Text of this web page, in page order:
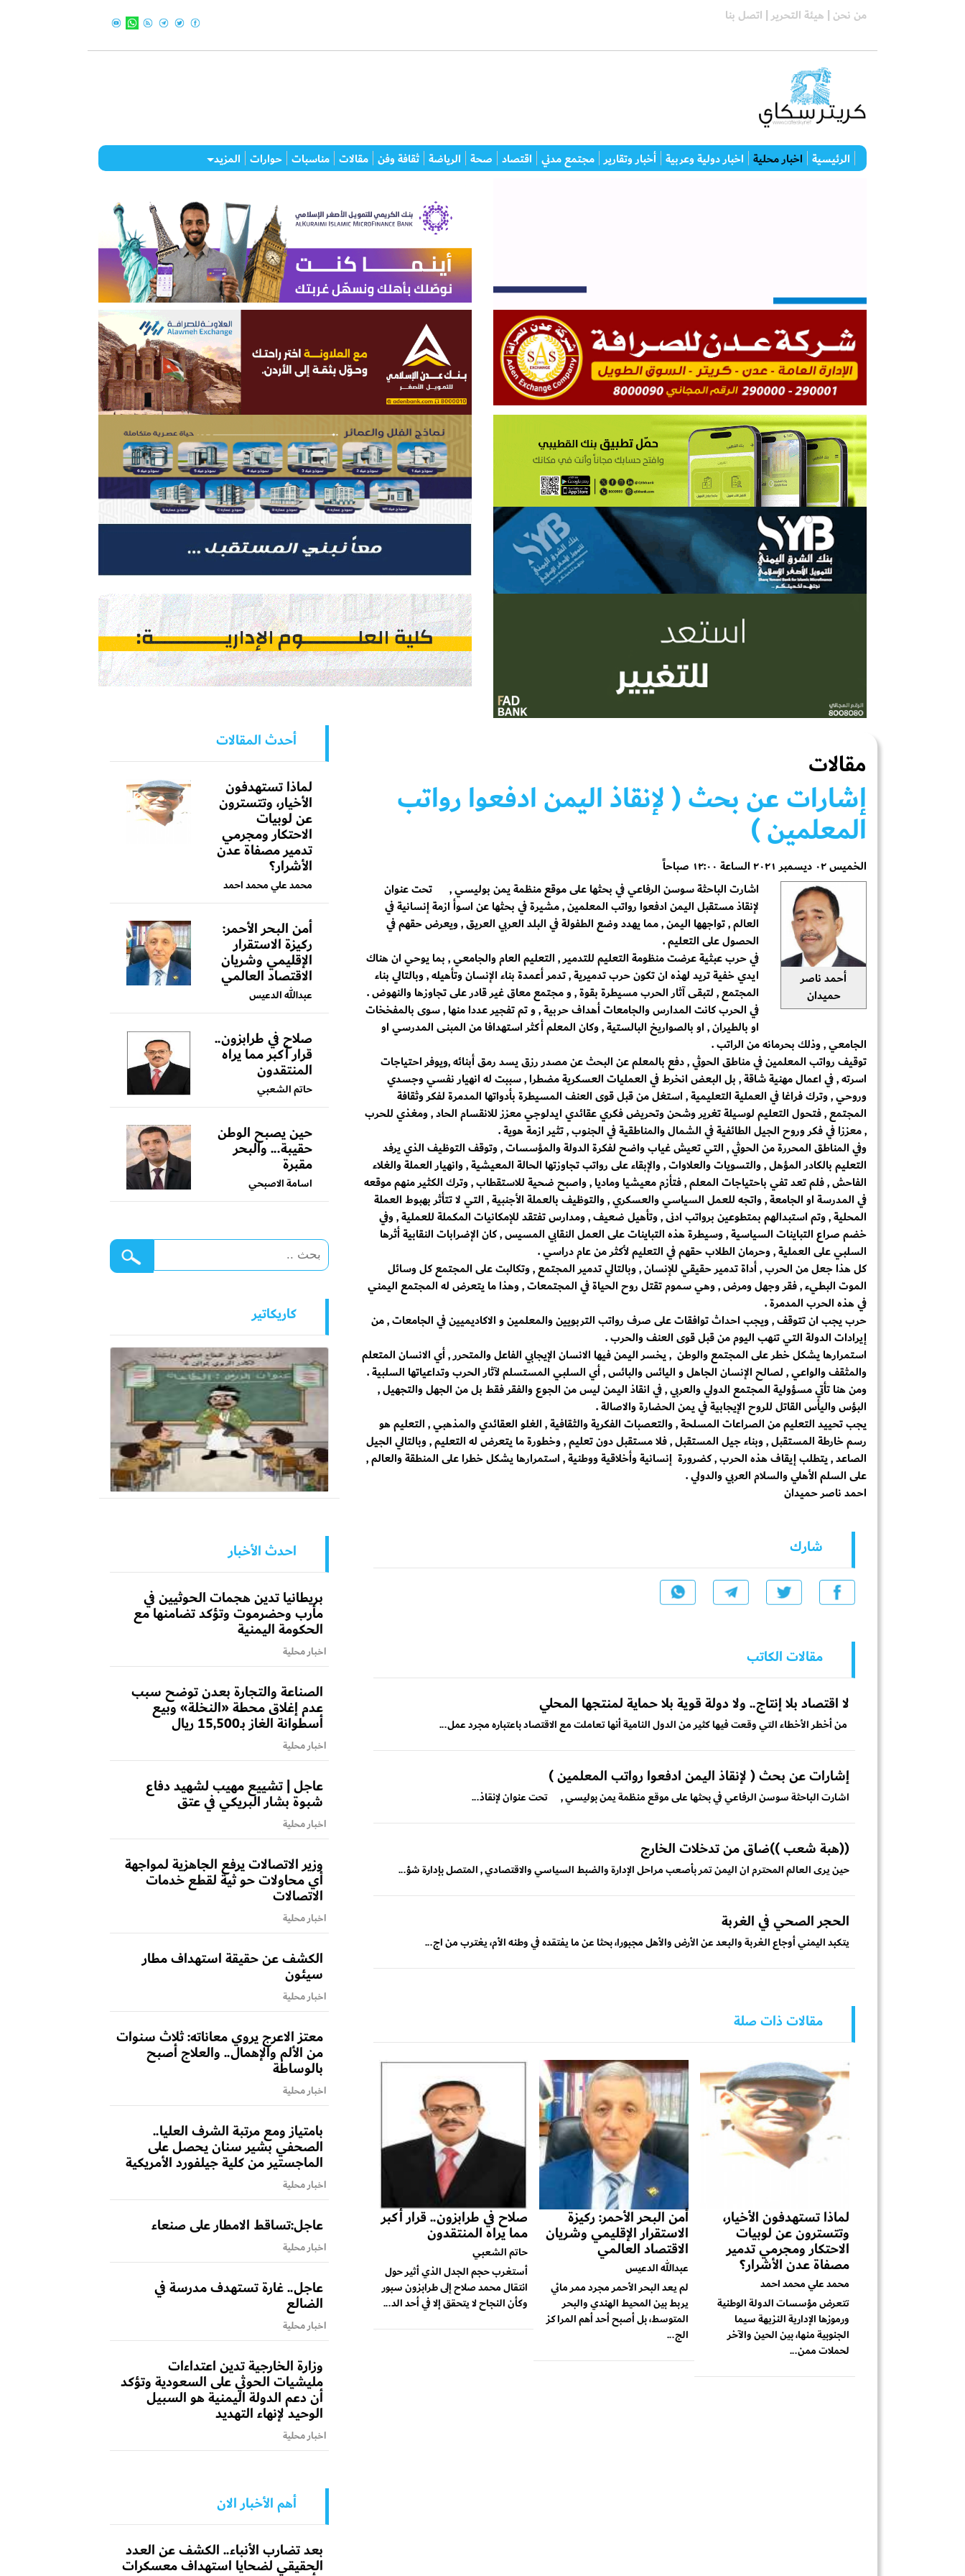
من نحن | هيئة التحرير | اتصل بنا
الرئيسية اخبار محلية اخبار دولية وعربية أخبار وتقارير مجتمع مدني اقتصاد صحة الرياضة ثقافة وفن مقالات مناسبات حوارات المزيد
مقالات
إشارات عن بحث ( لإنقاذ اليمن ادفعوا رواتب
المعلمين )
الخميس ٠٢ ديسمبر ٢٠٢١ الساعة ١٢:٠٠ صباحاً
أحمد ناصر
حميدان
اشارت الباحثة سوسن الرفاعي في بحثها على موقع منظمة يمن بوليسي , تحت عنوان
لإنقاذ مستقبل اليمن ادفعوا رواتب المعلمين , مشيرة في بحثها عن اسوأ ازمة إنسانية في
العالم , تواجهها اليمن , مما يهدد وضع الطفولة في البلد العربي العريق , ويعرض حقهم في
الحصول على التعليم .
في حرب عبثية عرضت منظومة التعليم للتدمير , التعليم العام والجامعي , بما يوحي ان هناك
ايدي خفية تريد لهذه ان تكون حرب تدميرية , تدمر أعمدة بناء الإنسان وتأهيله , وبالتالي بناء
المجتمع , لتبقى آثار الحرب مسيطرة بقوة , و مجتمع معاق غير قادر على تجاوزها والنهوض .
في الحرب كانت المدارس والجامعات أهداف حربية , و تم تفجير عددا منها , سوى بالمفخخات
او بالطيران , او بالصواريخ البالستية , وكان المعلم أكثر استهدافا من المبنى المدرسي او
الجامعي , وذلك بحرمانه من الراتب .
توقيف رواتب المعلمين في مناطق الحوثي , دفع بالمعلم عن البحث عن مصدر رزق يسد رمق أبنائه ,ويوفر احتياجات
اسرته , في اعمال مهنية شاقة , بل البعض انخرط في العمليات العسكرية مضطرا , سببت له انهيار نفسي وجسدي
وروحي , وترك فراغا في العملية التعليمية , استغل من قبل قوى العنف المسيطرة بأدواتها المدمرة لفكر وثقافة
المجتمع , فتحول التعليم لوسيلة تغرير وشحن وتحريض فكري عقائدي ايدلوجي معزز للانقسام الحاد , ومغذي للحرب
, معززا في فكر وروح الجيل الطائفية في الشمال والمناطقية في الجنوب , تثير ازمة هوية .
وفي المناطق المحررة من الحوثي , التي تعيش غياب واضح لفكرة الدولة والمؤسسات , وتوقف التوظيف الذي يرفد
التعليم بالكادر المؤهل , والتسويات والعلاوات , والإبقاء على رواتب تجاوزتها الحالة المعيشية , وانهيار العملة والغلاء
الفاحش , فلم تعد تفي باحتياجات المعلم , فتأزم معيشيا وماديا , واصبح ضحية للاستقطاب , وترك الكثير منهم موقعه
في المدرسة او الجامعة , واتجه للعمل السياسي والعسكري , والتوظيف بالعملة الأجنبية , التي لا تتأثر بهبوط العملة
المحلية , وتم استبدالهم بمتطوعين برواتب ادنى , وتأهيل ضعيف , ومدارس تفتقد للإمكانيات المكملة للعملية , وفي
خضم صراع التباينات السياسية , وسيطرة هذه التباينات على العمل النقابي المسيس , كان الإضرابات النقابية أثرها
السلبي على العملية , وحرمان الطلاب حقهم في التعليم لأكثر من عام دراسي .
كل هذا جعل من الحرب , أداة تدمير حقيقي للإنسان , وبالتالي تدمير المجتمع , وتكالبت على المجتمع كل وسائل
الموت البطيء , فقر وجهل ومرض , وهي سموم تقتل روح الحياة في المجتمعات , وهذا ما يتعرض له المجتمع اليمني
في هذه الحرب المدمرة .
حرب يجب ان تتوقف , ويجب احداث توافقات على صرف رواتب التربويين والمعلمين و الاكاديميين في الجامعات , من
إيرادات الدولة التي تنهب اليوم من قبل قوى العنف والحرب .
استمرارها يشكل خطر على المجتمع والوطن , يخسر اليمن فيها الانسان الإيجابي الفاعل والمتحرر , أي الانسان المتعلم
والمثقف والواعي , لصالح الإنسان الجاهل و اليائس والبائس , أي السلبي المستسلم لآثار الحرب وتداعياتها السلبية .
ومن هنا تأتي مسؤولية المجتمع الدولي والعربي , في انقاذ اليمن ليس من الجوع والفقر فقط بل من الجهل والتجهيل ,
البؤس واليأس القاتل للروح الإيجابية في يمن الحضارة والاصالة .
يجب تحييد التعليم من الصراعات المسلحة , والتعصبات الفكرية والثقافية , الغلو العقائدي والمذهبي , التعليم هو
رسم خارطة المستقبل , وبناء جيل المستقبل , فلا مستقبل دون تعليم , وخطورة ما يتعرض له التعليم , وبالتالي الجيل
الصاعد , يتطلب إيقاف هذه الحرب , كضرورة إنسانية وأخلاقية ووطنية , استمرارها يشكل خطرا على المنطقة والعالم ,
على السلم الأهلي والسلام العربي والدولي .
احمد ناصر حميدان
شارك
مقالات الكاتب
لا اقتصاد بلا إنتاج.. ولا دولة قوية بلا حماية لمنتجها المحلي
من أخطر الأخطاء التي وقعت فيها كثير من الدول النامية أنها تعاملت مع الاقتصاد باعتباره مجرد عمل...
إشارات عن بحث ( لإنقاذ اليمن ادفعوا رواتب المعلمين )
اشارت الباحثة سوسن الرفاعي في بحثها على موقع منظمة يمن بوليسي , تحت عنوان لإنقاذ...
((هبة شعب ))ضاق من تدخلات الخارج
حين يرى العالم المحترم ان اليمن تمر بأصعب مراحل الإدارة والضبط السياسي والاقتصادي , المتصل بإدارة شؤ...
الحجر الصحي في الغربة
يتكبد اليمني أوجاع الغربة والبعد عن الأرض والأهل مجبورا، بحثا عن ما يفتقده في وطنه الأم، يغترب من اج...
مقالات ذات صلة
لماذا تستهدفون الأخيار،
وتتسترون عن لوبيات
الاحتكار ومجرمي تدمير
مصفاة عدن الأشرار؟
محمد علي محمد احمد
تتعرض مؤسسات الدولة الوطنية
ورموزها الإدارية النزيهة سيما
الجنوبية منها، بين الحين والآخر
لحملات ممن...
أمن البحر الأحمر: ركيزة
الاستقرار الإقليمي وشريان
الاقتصاد العالمي
عبدالله الدعيس
لم يعد البحر الأحمر مجرد ممر مائي
يربط بين المحيط الهندي والبحر
المتوسط، بل أصبح أحد أهم المراكز
الج...
صلاح في طرابزون.. قرار أكبر
مما يراه المنتقدون
حاتم الشعبي
أستغرب حجم الجدل الذي أثير حول
انتقال محمد صلاح إلى طرابزون سبور
وكأن النجاح لا يتحقق إلا في أحد الد...
أحدث المقالات
لماذا تستهدفون
الأخيار، وتتسترون
عن لوبيات
الاحتكار ومجرمي
تدمير مصفاة عدن
الأشرار؟
محمد علي محمد احمد
أمن البحر الأحمر:
ركيزة الاستقرار
الإقليمي وشريان
الاقتصاد العالمي
عبدالله الدعيس
صلاح في طرابزون..
قرار أكبر مما يراه
المنتقدون
حاتم الشعبي
حين يصبح الوطن
حقيبة... والبحر
مقبرة
اسامة الاصبحي
كاريكاتير
احدث الأخبار
بريطانيا تدين هجمات الحوثيين في
مأرب وحضرموت وتؤكد تضامنها مع
الحكومة اليمنية
اخبار محلية
الصناعة والتجارة بعدن توضح سبب
عدم إغلاق محطة «النخلة» وبيع
أسطوانة الغاز بـ15,500 ريال
اخبار محلية
عاجل | تشييع مهيب لشهيد دفاع
شبوة بشار البريكي في عتق
اخبار محلية
وزير الاتصالات يرفع الجاهزية لمواجهة
أي محاولات حو ثية لقطع خدمات
الاتصالات
اخبار محلية
الكشف عن حقيقة استهداف مطار
سيئون
اخبار محلية
معتز الاعرج يروي معاناته: ثلاث سنوات
من الألم والإهمال.. والعلاج أصبح
بالوساطة
اخبار محلية
بامتياز ومع مرتبة الشرف العليا..
الصحفي بشير سنان يحصل على
الماجستير من كلية جيلفورد الأمريكية
اخبار محلية
عاجل:تساقط الامطار على صنعاء
اخبار محلية
عاجل.. غارة تستهدف مدرسة في
الضالع
اخبار محلية
وزارة الخارجية تدين اعتداءات
مليشيات الحوثي على السعودية وتؤكد
أن دعم الدولة اليمنية هو السبيل
الوحيد لإنهاء التهديد
اخبار محلية
أهم الأخبار الان
بعد تضارب الأنباء.. الكشف عن العدد
الحقيقي لضحايا استهداف معسكرات